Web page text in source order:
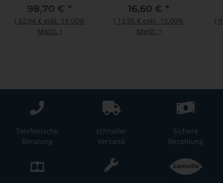
98,70 € *
( 82,94 € exkl. 19.00%
MwSt. )
16,60 € *
( 13,95 € exkl. 19.00%
MwSt. )
(
Telefonische
Beratung
schneller
Versand
Sichere
Bezahlung